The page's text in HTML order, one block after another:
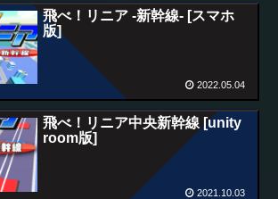
飛べ！リニア -新幹線- [スマホ
版]
2022.05.04
飛べ！リニア中央新幹線 [unity
room版]
2021.10.03